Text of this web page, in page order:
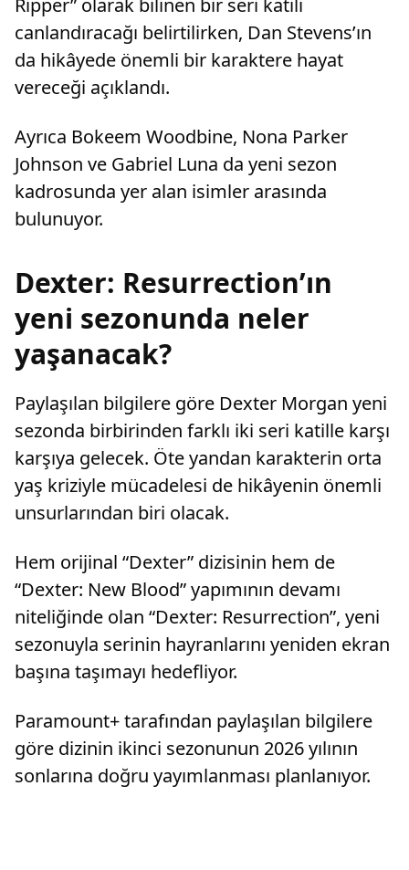
Ripper” olarak bilinen bir seri katili
canlandıracağı belirtilirken, Dan Stevens’ın
da hikâyede önemli bir karaktere hayat
vereceği açıklandı.
Ayrıca Bokeem Woodbine, Nona Parker
Johnson ve Gabriel Luna da yeni sezon
kadrosunda yer alan isimler arasında
bulunuyor.
Dexter: Resurrection’ın
yeni sezonunda neler
yaşanacak?
Paylaşılan bilgilere göre Dexter Morgan yeni
sezonda birbirinden farklı iki seri katille karşı
karşıya gelecek. Öte yandan karakterin orta
yaş kriziyle mücadelesi de hikâyenin önemli
unsurlarından biri olacak.
Hem orijinal “Dexter” dizisinin hem de
“Dexter: New Blood” yapımının devamı
niteliğinde olan “Dexter: Resurrection”, yeni
sezonuyla serinin hayranlarını yeniden ekran
başına taşımayı hedefliyor.
Paramount+ tarafından paylaşılan bilgilere
göre dizinin ikinci sezonunun 2026 yılının
sonlarına doğru yayımlanması planlanıyor.